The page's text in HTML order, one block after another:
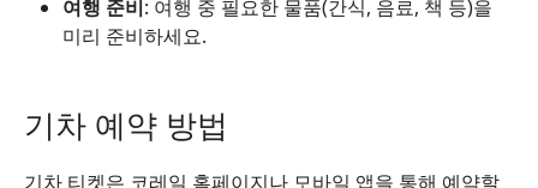
여행 준비: 여행 중 필요한 물품(간식, 음료, 책 등)을
미리 준비하세요.
기차 예약 방법
기차 티켓은 코레일 홈페이지나 모바일 앱을 통해 예약할